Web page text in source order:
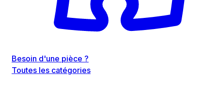
Besoin d'une pièce ?
Toutes les catégories